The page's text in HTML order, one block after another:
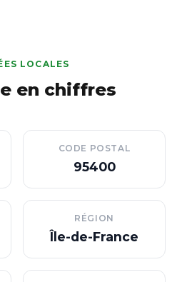
LOCALES
en chiffres
CODE POSTAL
95400
RÉGION
Île-de-France